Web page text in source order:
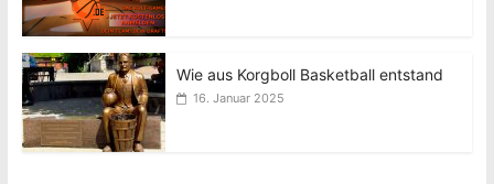
Wie aus Korgboll Basketball entstand
16. Januar 2025